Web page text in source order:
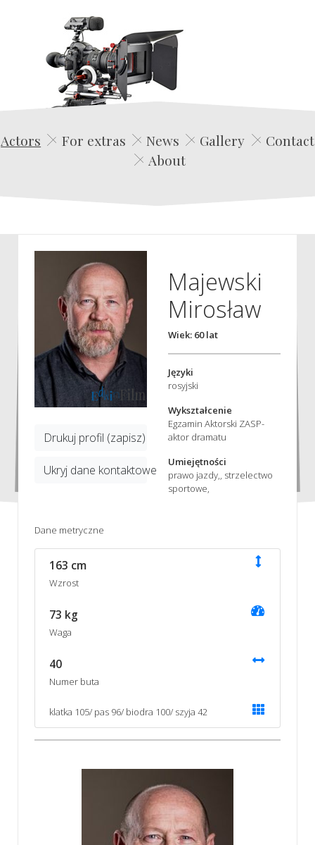
Edwin Film Agencja Aktorska
Actors For extras News Gallery
Contact
About
Drukuj profil (zapisz)
Ukryj dane kontaktowe
Majewski
Mirosław
Wiek: 60 lat
Języki
rosyjski
Wykształcenie
Egzamin Aktorski ZASP-
aktor dramatu
Umiejętności
prawo jazdy,, strzelectwo
sportowe,
Dane metryczne
163 cm
Wzrost
73 kg
Waga
40
Numer buta
klatka 105/ pas 96/ biodra 100/ szyja 42